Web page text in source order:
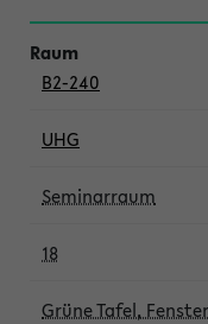
B2-240
UHG
Seminarraum
18
Grüne Tafel,